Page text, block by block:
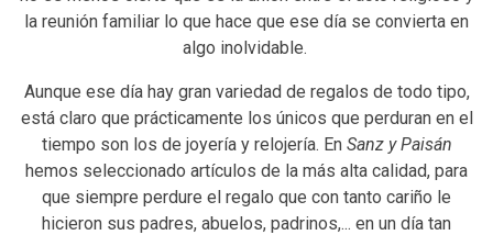
la reunión familiar lo que hace que ese día se convierta en
algo inolvidable.
Aunque ese día hay gran variedad de regalos de todo tipo,
está claro que prácticamente los únicos que perduran en el
tiempo son los de joyería y relojería. En Sanz y Paisán
hemos seleccionado artículos de la más alta calidad, para
que siempre perdure el regalo que con tanto cariño le
hicieron sus padres, abuelos, padrinos,... en un día tan